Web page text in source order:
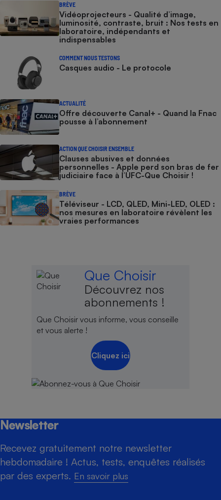
BRÈVE
Vidéoprojecteurs - Qualité d’image,
luminosité, contraste, bruit : Nos tests en
laboratoire, indépendants et
indispensables
COMMENT NOUS TESTONS
Casques audio - Le protocole
ACTUALITÉ
Offre découverte Canal+ - Quand la Fnac
pousse à l’abonnement
ACTION QUE CHOISIR ENSEMBLE
Clauses abusives et données
personnelles - Apple perd son bras de fer
judiciaire face à l’UFC-Que Choisir !
BRÈVE
Téléviseur - LCD, QLED, Mini-LED, OLED :
nos mesures en laboratoire révèlent les
vraies performances
Que Choisir
Découvrez nos
abonnements !
Que Choisir vous informe, vous conseille
et vous alerte !
Cliquez ici
Newsletter
Recevez gratuitement notre newsletter
hebdomadaire ! Actus, tests, enquêtes réalisés
par des experts. En savoir plus